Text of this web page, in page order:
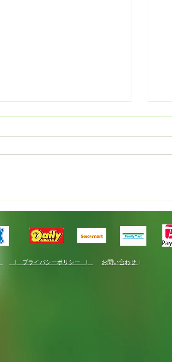
| プライバシーポリシー | お問い合わせ